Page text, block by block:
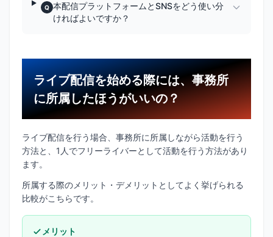
Q 本配信プラットフォームとSNSをどう使い分
ければよいですか？
ライブ配信を始める際には、事務所
に所属したほうがいいの？
ライブ配信を行う場合、事務所に所属しながら活動を行う
方法と、1人でフリーライバーとして活動を行う方法があり
ます。
所属する際のメリット・デメリットとしてよく挙げられる
比較がこちらです。
メリット